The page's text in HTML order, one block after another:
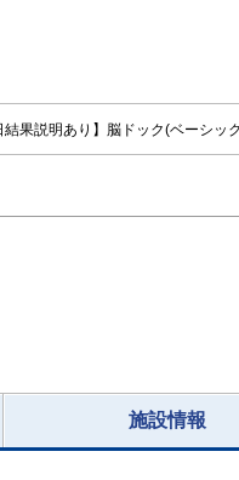
結果説明あり】脳ドック(ベーシッ
施設情報